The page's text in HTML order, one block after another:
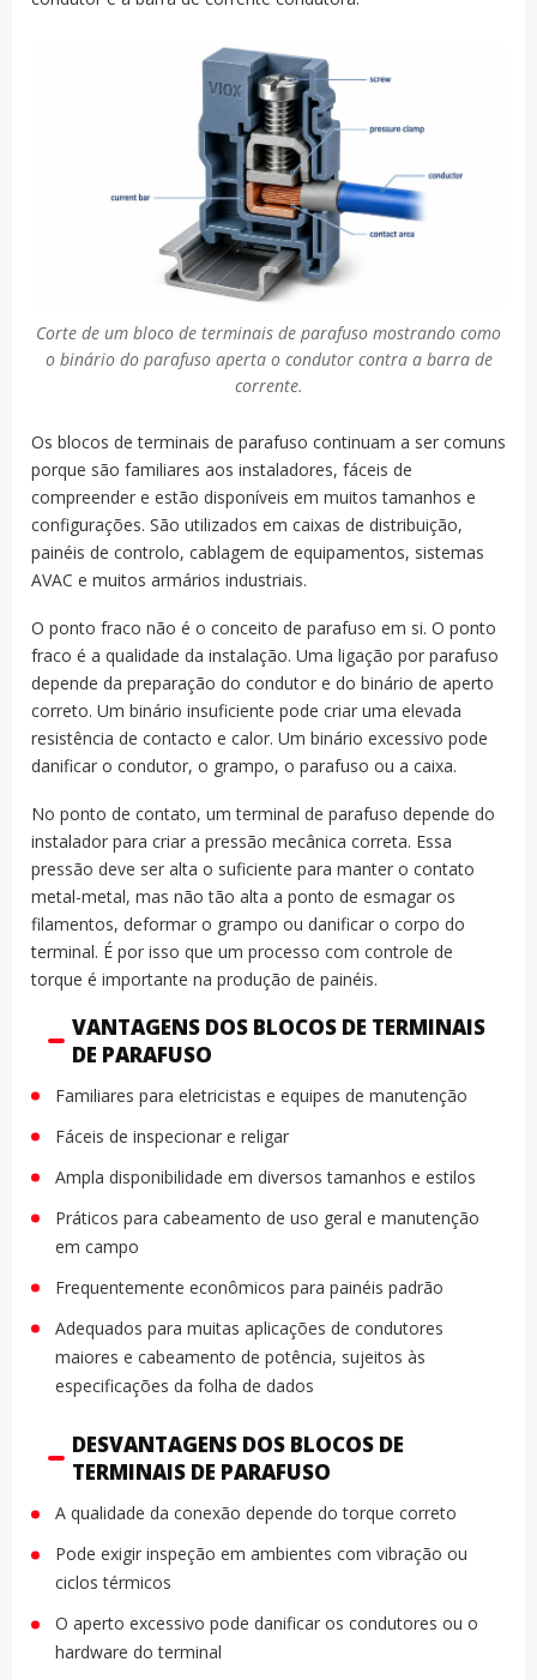
Corte de um bloco de terminais de parafuso mostrando como
o binário do parafuso aperta o condutor contra a barra de
corrente.
Os blocos de terminais de parafuso continuam a ser comuns
porque são familiares aos instaladores, fáceis de
compreender e estão disponíveis em muitos tamanhos e
configurações. São utilizados em caixas de distribuição,
painéis de controlo, cablagem de equipamentos, sistemas
AVAC e muitos armários industriais.
O ponto fraco não é o conceito de parafuso em si. O ponto
fraco é a qualidade da instalação. Uma ligação por parafuso
depende da preparação do condutor e do binário de aperto
correto. Um binário insuficiente pode criar uma elevada
resistência de contacto e calor. Um binário excessivo pode
danificar o condutor, o grampo, o parafuso ou a caixa.
No ponto de contato, um terminal de parafuso depende do
instalador para criar a pressão mecânica correta. Essa
pressão deve ser alta o suficiente para manter o contato
metal-metal, mas não tão alta a ponto de esmagar os
filamentos, deformar o grampo ou danificar o corpo do
terminal. É por isso que um processo com controle de
torque é importante na produção de painéis.
VANTAGENS DOS BLOCOS DE TERMINAIS
DE PARAFUSO
Familiares para eletricistas e equipes de manutenção
Fáceis de inspecionar e religar
Ampla disponibilidade em diversos tamanhos e estilos
Práticos para cabeamento de uso geral e manutenção
em campo
Frequentemente econômicos para painéis padrão
Adequados para muitas aplicações de condutores
maiores e cabeamento de potência, sujeitos às
especificações da folha de dados
DESVANTAGENS DOS BLOCOS DE
TERMINAIS DE PARAFUSO
A qualidade da conexão depende do torque correto
Pode exigir inspeção em ambientes com vibração ou
ciclos térmicos
O aperto excessivo pode danificar os condutores ou o
hardware do terminal